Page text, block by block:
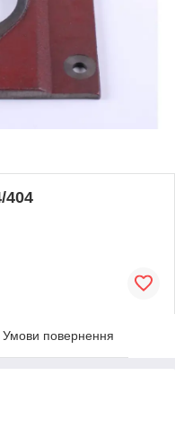
404
Умови повернення